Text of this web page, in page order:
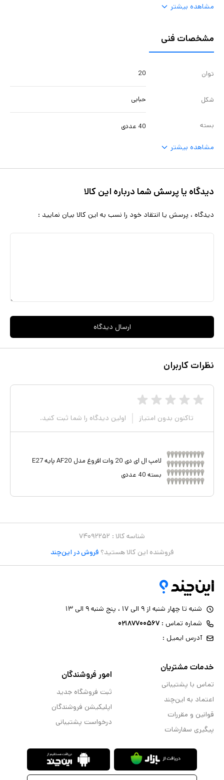
مشاهده بیشتر
مشخصات فنی
توان 20
شکل حبابی
بسته 40 عددی
مشاهده بیشتر
دیدگاه یا پرسش شما درباره این کالا
دیدگاه ، پرسش یا انتقاد خود را نسب به این کالا بیان نمایید :
ارسال دیدگاه
نظرات کاربران
تاکنون بدون امتیاز اولین دیدگاه را شما ثبت کنید.
لامپ ال ای دی 20 وات افروغ مدل AF20 پایه E27
بسته 40 عددی
شناسه کالا : ۷۴۰۹۲۲۵۲
فروشنده این کالا هستید؟ فروش در این‌چند
شنبه تا چهار شنبه از ۹ الی ۱۷ ، پنج شنبه ۹ الی ۱۳
شماره تماس : ۰۲۱۸۷۷۰۰۵۶۷
آدرس ایمیل :
خدمات مشتریان
تماس با پشتیبانی
اعتماد به این‌چند
قوانین و مقررات
پیگیری سفارشات
امور فروشندگان
ثبت فروشگاه جدید
اپلیکیشن فروشندگان
درخواست پشتیبانی